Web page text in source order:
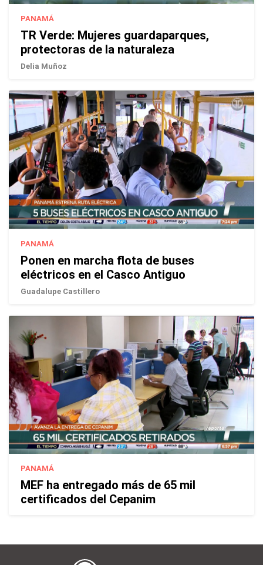
PANAMÁ
TR Verde: Mujeres guardaparques,
protectoras de la naturaleza
Delia Muñoz
PANAMÁ
Ponen en marcha flota de buses
eléctricos en el Casco Antiguo
Guadalupe Castillero
PANAMÁ
MEF ha entregado más de 65 mil
certificados del Cepanim